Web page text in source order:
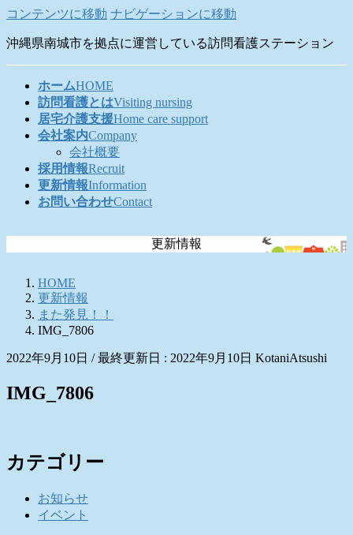
コンテンツに移動 ナビゲーションに移動
沖縄県南城市を拠点に運営している訪問看護ステーション
ホームHOME
訪問看護とはVisiting nursing
居宅介護支援Home care support
会社案内Company
会社概要
採用情報Recruit
更新情報Information
お問い合わせContact
更新情報
HOME
更新情報
また発見！！
IMG_7806
2022年9月10日 / 最終更新日 : 2022年9月10日 KotaniAtsushi
IMG_7806
カテゴリー
お知らせ
イベント